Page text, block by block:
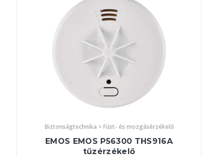
Biztonságtechnika > Füst- és mozgásérzékelő
EMOS EMOS P56300 THS916A
tűzérzékelő